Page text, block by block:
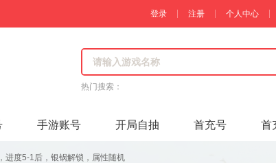
登录 注册 个人中心
热门搜索：
手游账号 开局自抽 首充号 首
进度5-1后，银锅解锁，属性随机